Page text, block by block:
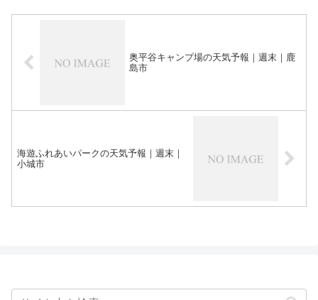
奥平谷キャンプ場の天気予報｜週末｜鹿
島市
海遊ふれあいパークの天気予報｜週末｜
小城市